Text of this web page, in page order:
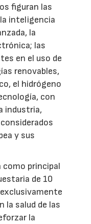
figuran las
inteligencia
la
las
en el uso de
renovables,
el hidrógeno
con
industria,
y sus
como principal
de 10
la salud de las
la